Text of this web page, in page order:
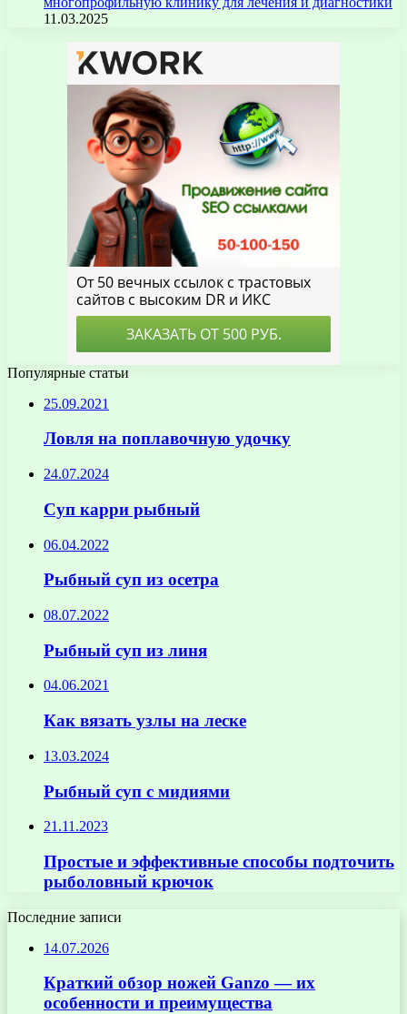
11.03.2025
Популярные статьи
25.09.2021
Ловля на поплавочную удочку
24.07.2024
Суп карри рыбный
06.04.2022
Рыбный суп из осетра
08.07.2022
Рыбный суп из линя
04.06.2021
Как вязать узлы на леске
13.03.2024
Рыбный суп с мидиями
21.11.2023
Простые и эффективные способы подточить
рыболовный крючок
Последние записи
14.07.2026
Краткий обзор ножей Ganzo — их
особенности и преимущества